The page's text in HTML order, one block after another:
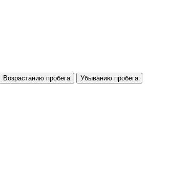
Возрастанию пробега Убыванию пробега